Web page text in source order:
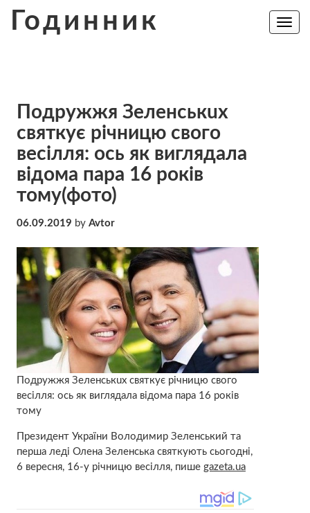
Годинник
Toggle
Подружжя Зeлeнcькuх
святкує річницю свого
весілля: оcь як виглядала
відома пара 16 років
тому(фото)
06.09.2019 by Avtor
Подружжя Зeлeнcькuх святкує річницю свого
весілля: оcь як виглядала відома пара 16 років
тому
Президент України Волoдимир Зeлeнcький та
перша леді Олена Зeлeнcька святкують сьогодні,
6 вересня, 16-у річницю весілля, пише gazeta.ua